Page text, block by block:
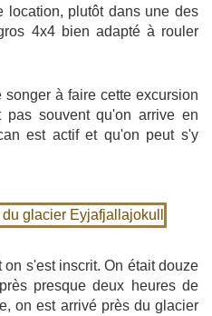
location, plutôt dans une des
4x4 bien adapté à rouler
à faire cette excursion
pas souvent qu'on arrive en
est actif et qu'on peut s'y
s'est inscrit. On était douze
presque deux heures de
on est arrivé près du glacier